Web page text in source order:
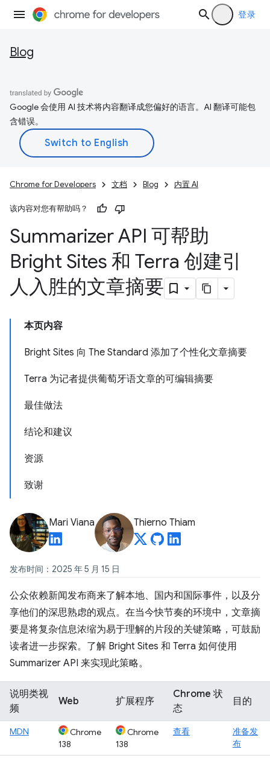
登录
Blog
Google 会使用 AI 技术将内容翻译成您偏好的语言。AI 翻译可能包
含错误。
Chrome for Developers 文档 Blog 内置 AI
该内容对您有帮助吗？
Summarizer API 可帮助
Bright Sites 和 Terra 创建引
人入胜的文章摘要
本页内容
Bright Sites 向 The Standard 添加了个性化文章摘要
Terra 为记者提供葡萄牙语文章的可编辑摘要
最佳做法
结论和建议
资源
致谢
Mari Viana Thierno Thiam
发布时间：2025 年 5 月 15 日
公众依赖新闻发布商来了解本地、国内和国际事件，以及分
享他们的深思熟虑的观点。在当今快节奏的环境中，文章摘
要是将复杂信息浓缩为易于理解的片段的关键策略，可鼓励
读者进一步探索。了解 Bright Sites 和 Terra 如何使用
Summarizer API 来实现此策略。
说明类视
频
Web 扩展程序
Chrome 状
态
目的
MDN
Chrome
138
Chrome
138
查看
准备发
布